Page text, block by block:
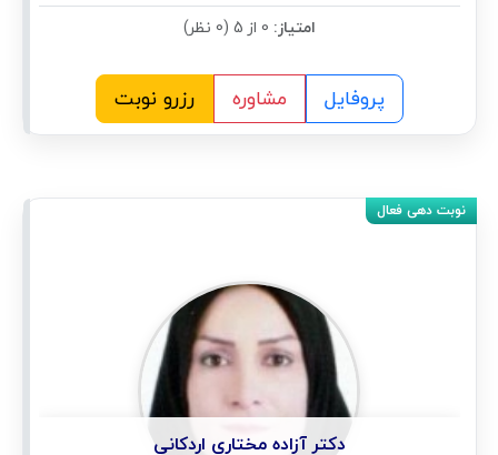
امتیاز:
پروفایل مشاوره رزرو نوبت
دکتر آزاده مختاری اردکانی